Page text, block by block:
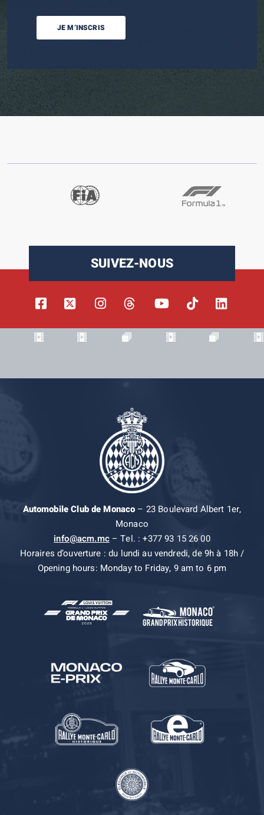
JE M’INSCRIS
SUIVEZ-NOUS
Automobile Club de Monaco– 23 Boulevard Albert 1er,
Monaco
info@acm.mc– Tel. : +377 93 15 26 00
Horaires d’ouverture : du lundi au vendredi, de 9h à 18h /
Opening hours: Monday to Friday, 9 am to 6 pm